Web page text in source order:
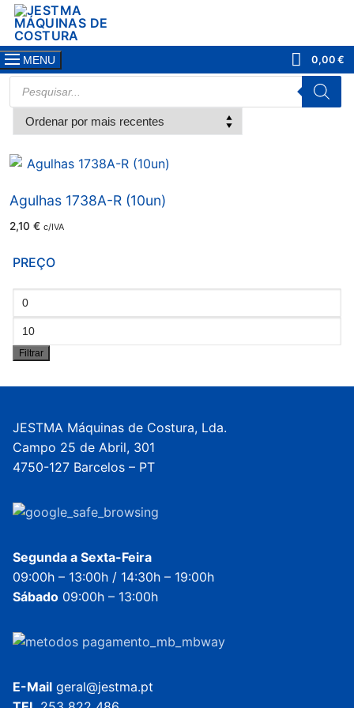
Saltar
para
conteúdo
MENU 0,00€
PRODUCTS
SEARCH
Agulhas 1738A-R (10un)
2,10 € c/IVA
PREÇO
Preço
mínimo
Preço
máximo
Filtrar
JESTMA Máquinas de Costura, Lda.
Campo 25 de Abril, 301
4750-127 Barcelos – PT
Segunda a Sexta-Feira
09:00h – 13:00h / 14:30h – 19:00h
Sábado 09:00h – 13:00h
E-Mail geral@jestma.pt